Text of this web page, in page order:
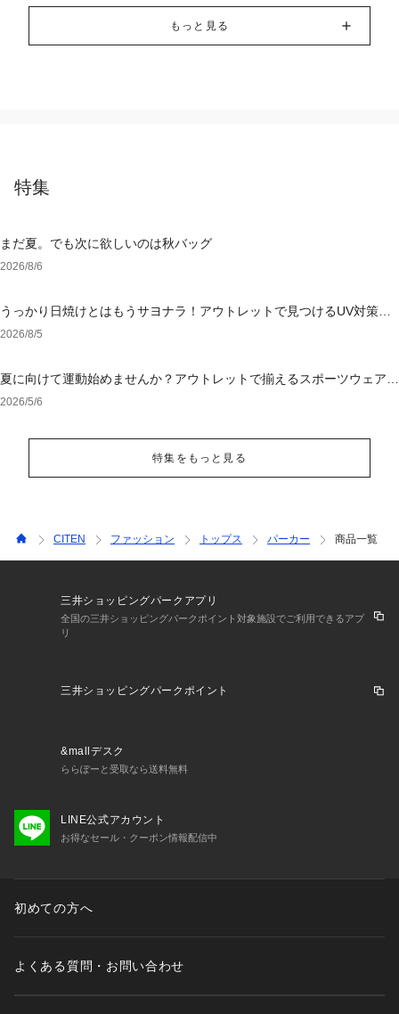
もっと見る
特集
まだ夏。でも次に欲しいのは秋バッグ
2026/8/6
うっかり日焼けとはもうサヨナラ！アウトレットで見つけるUV対策ウ
ェア
2026/8/5
夏に向けて運動始めませんか？アウトレットで揃えるスポーツウェア＆
シューズ
2026/5/6
特集をもっと見る
CITEN ファッション トップス パーカー 商品一覧
三井ショッピングパークアプリ
全国の三井ショッピングパークポイント対象施設でご利用できるアプ
リ
三井ショッピングパークポイント
&mallデスク
ららぽーと受取なら送料無料
LINE公式アカウント
お得なセール・クーポン情報配信中
初めての方へ
よくある質問・お問い合わせ